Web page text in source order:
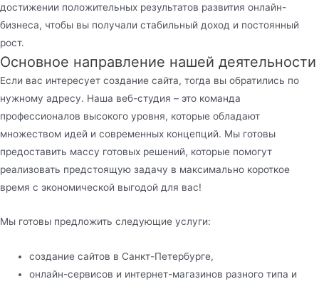
достижении положительных результатов развития онлайн-
бизнеса, чтобы вы получали стабильный доход и постоянный
рост.
Основное направление нашей деятельности
Если вас интересует создание сайта, тогда вы обратились по
нужному адресу. Наша веб-студия – это команда
профессионалов высокого уровня, которые обладают
множеством идей и современных концепций. Мы готовы
предоставить массу готовых решений, которые помогут
реализовать предстоящую задачу в максимально короткое
время с экономической выгодой для вас!
Мы готовы предложить следующие услуги:
создание сайтов в Санкт-Петербурге,
онлайн-сервисов и интернет-магазинов разного типа и